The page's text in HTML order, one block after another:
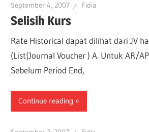
September 4, 2007 Fidia
Selisih Kurs
Rate Historical dapat dilihat dari JV
(List|Journal Voucher ) A. Untuk AR/
Sebelum Period End,
Continue reading